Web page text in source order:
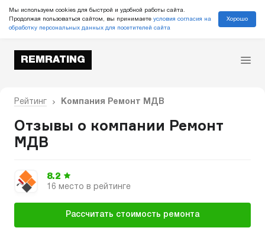
Мы используем cookies для быстрой и удобной работы сайта.
Продолжая пользоваться сайтом, вы принимаете условия согласия на
обработку персональных данных для посетителей сайта
Хорошо
REMRATING
Рейтинг Компания Ремонт МДВ
Отзывы о компании Ремонт
МДВ
8.2
16 место в рейтинге
Рассчитать стоимость ремонта